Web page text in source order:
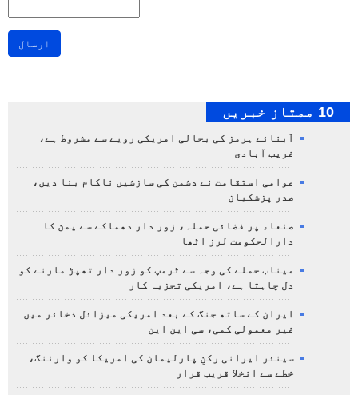
ارسال
10 ممتاز خبریں
آبنائے ہرمز کی بحالی امریکی رویے سے مشروط ہے،
غریب آبادی
عوامی استقامت نے دشمن کی سازشیں ناکام بنا دیں،
صدر پزشکیان
صنعاء پر فضائی حملہ، زور دار دھماکے سے یمن کا
دارالحکومت لرز اٹھا
میناب حملے کی وجہ سے ٹرمپ کو زور دار تھپڑ مارنے کو
دل چاہتا ہے، امریکی تجزیہ کار
ایران کے ساتھ جنگ کے بعد امریکی میزائل ذخائر میں
غیر معمولی کمی، سی این این
سینئر ایرانی رکنِ پارلیمان کی امریکا کو وارننگ،
خطے سے انخلا قریب قرار